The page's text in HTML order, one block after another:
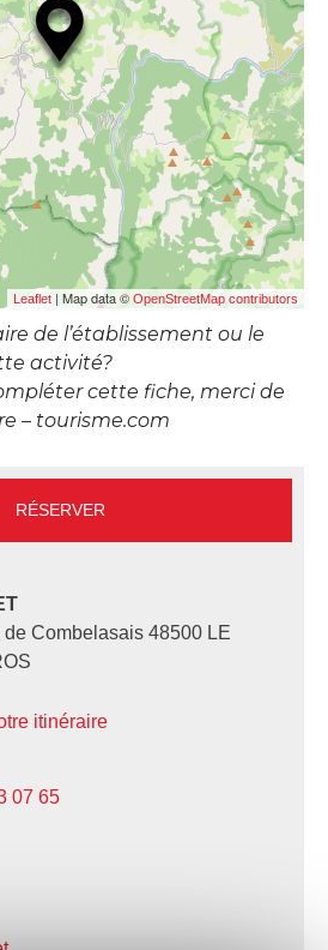
Leaflet | Map data © OpenStreetMap contributors
de l’établissement ou le
activité?
cette fiche, merci de
– tourisme.com
RÉSERVER
de Combelasais 48500 LE
itinéraire
07 65